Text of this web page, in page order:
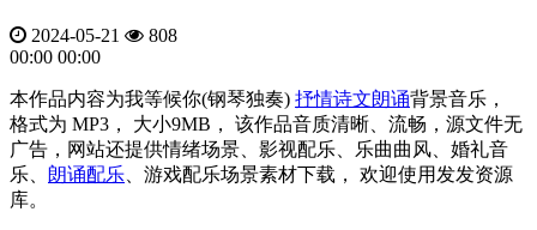
2024-05-21
808
00:00 00:00
本作品内容为我等候你(钢琴独奏) 抒情诗文朗诵背景音乐，
格式为 MP3， 大小9MB， 该作品音质清晰、流畅，源文件无
广告，网站还提供情绪场景、影视配乐、乐曲曲风、婚礼音
乐、 朗诵配乐 、游戏配乐场景素材下载， 欢迎使用发发资源
库。